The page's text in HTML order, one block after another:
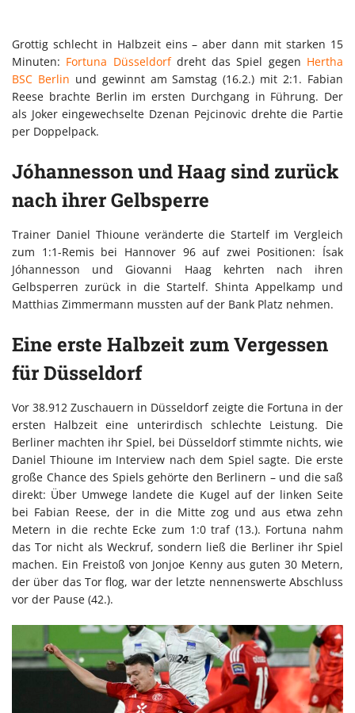
Grottig schlecht in Halbzeit eins – aber dann mit starken 15
Minuten: Fortuna Düsseldorfdreht das Spiel gegen Hertha
BSC Berlin und gewinnt am Samstag (16.2.) mit 2:1. Fabian
Reese brachte Berlin im ersten Durchgang in Führung. Der
als Joker eingewechselte Dzenan Pejcinovic drehte die Partie
per Doppelpack.
Jóhannesson und Haag sind zurück
nach ihrer Gelbsperre
Trainer Daniel Thioune veränderte die Startelf im Vergleich
zum 1:1-Remis bei Hannover 96 auf zwei Positionen: Ísak
Jóhannesson und Giovanni Haag kehrten nach ihren
Gelbsperren zurück in die Startelf. Shinta Appelkamp und
Matthias Zimmermann mussten auf der Bank Platz nehmen.
Eine erste Halbzeit zum Vergessen
für Düsseldorf
Vor 38.912 Zuschauern in Düsseldorf zeigte die Fortuna in der
ersten Halbzeit eine unterirdisch schlechte Leistung. Die
Berliner machten ihr Spiel, bei Düsseldorf stimmte nichts, wie
Daniel Thioune im Interview nach dem Spiel sagte. Die erste
große Chance des Spiels gehörte den Berlinern – und die saß
direkt: Über Umwege landete die Kugel auf der linken Seite
bei Fabian Reese, der in die Mitte zog und aus etwa zehn
Metern in die rechte Ecke zum 1:0 traf (13.). Fortuna nahm
das Tor nicht als Weckruf, sondern ließ die Berliner ihr Spiel
machen. Ein Freistoß von Jonjoe Kenny aus guten 30 Metern,
der über das Tor flog, war der letzte nennenswerte Abschluss
vor der Pause (42.).